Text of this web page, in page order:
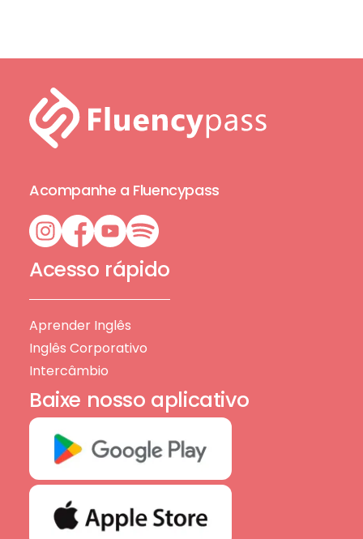
Acompanhe a Fluencypass
Acesso rápido
Aprender Inglês
Inglês Corporativo
Intercâmbio
Baixe nosso aplicativo